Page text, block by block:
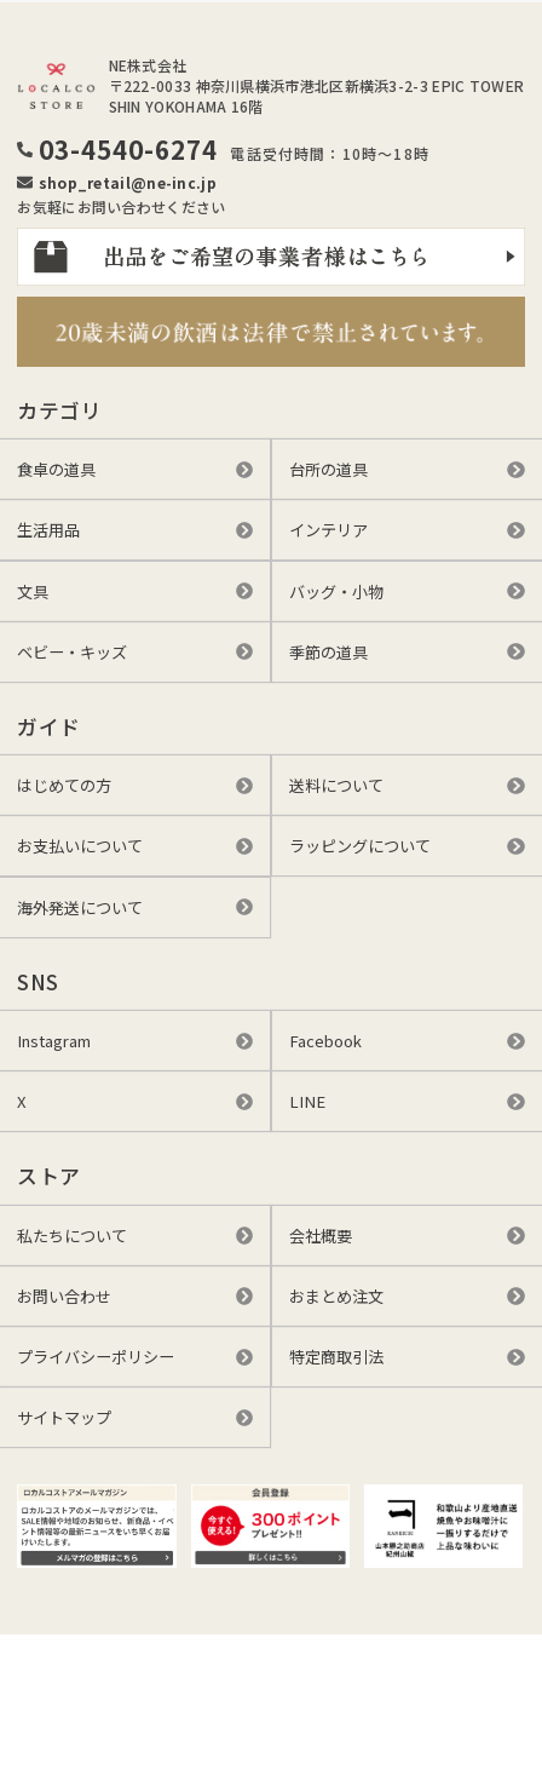
NE株式会社
〒222-0033 神奈川県横浜市港北区新横浜3-2-3 EPIC TOWER
SHIN YOKOHAMA 16階
03-4540-6274
電話受付時間：10時～18時
shop_retail@ne-inc.jp
お気軽にお問い合わせください
カテゴリ
食卓の道具 台所の道具
生活用品 インテリア
文具 バッグ・小物
ベビー・キッズ 季節の道具
ガイド
はじめての方 送料について
お支払いについて ラッピングについて
海外発送について
SNS
Instagram Facebook
X LINE
ストア
私たちについて 会社概要
お問い合わせ おまとめ注文
プライバシーポリシー 特定商取引法
サイトマップ